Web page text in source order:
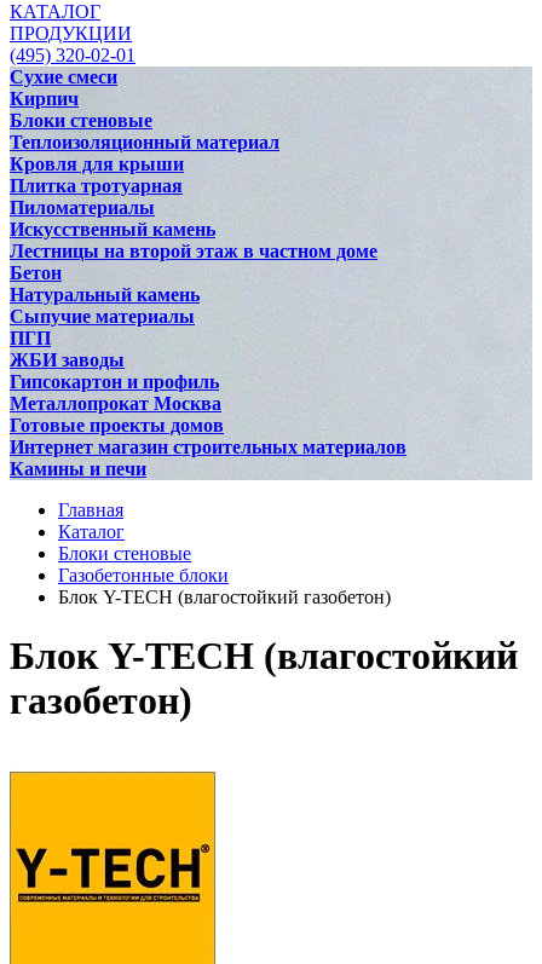
КАТАЛОГ
ПРОДУКЦИИ
(495) 320-02-01
Сухие смеси
Кирпич
Блоки стеновые
Теплоизоляционный материал
Кровля для крыши
Плитка тротуарная
Пиломатериалы
Искусственный камень
Лестницы на второй этаж в частном доме
Бетон
Натуральный камень
Сыпучие материалы
ПГП
ЖБИ заводы
Гипсокартон и профиль
Металлопрокат Москва
Готовые проекты домов
Интернет магазин строительных материалов
Камины и печи
Главная
Каталог
Блоки стеновые
Газобетонные блоки
Блок Y-TECH (влагостойкий газобетон)
Блок Y-TECH (влагостойкий
газобетон)